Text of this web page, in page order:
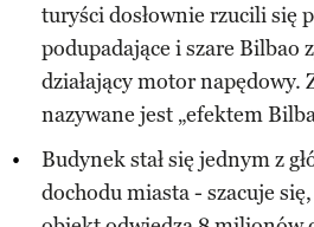
turyści dosłownie rzucili się
podupadające i szare Bilbao
działający motor napędowy.
nazywane jest „efektem
Budynek stał się jednym z
dochodu miasta - szacuje